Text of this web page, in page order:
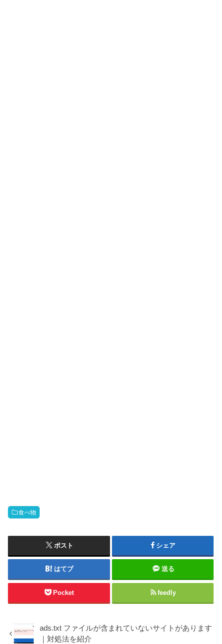
食べ物
ポスト シェア
はてブ 送る
Pocket feedly
ads.txt ファイルが含まれていないサイトがあります
｜対処法を紹介